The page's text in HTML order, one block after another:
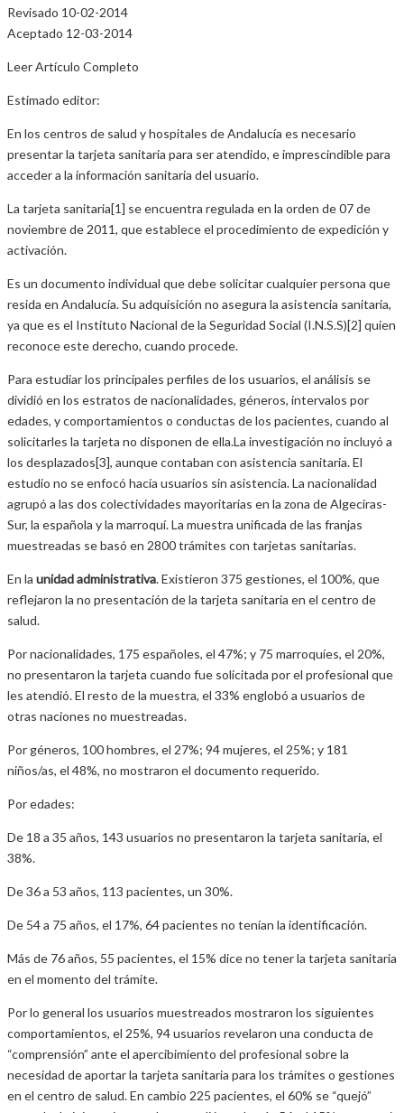
Revisado 10-02-2014
Aceptado 12-03-2014
Leer Artículo Completo
Estimado editor:
En los centros de salud y hospitales de Andalucía es necesario
presentar la tarjeta sanitaria para ser atendido, e imprescindible para
acceder a la información sanitaria del usuario.
La tarjeta sanitaria[1] se encuentra regulada en la orden de 07 de
noviembre de 2011, que establece el procedimiento de expedición y
activación.
Es un documento individual que debe solicitar cualquier persona que
resida en Andalucía. Su adquisición no asegura la asistencia sanitaria,
ya que es el Instituto Nacional de la Seguridad Social (I.N.S.S)[2] quien
reconoce este derecho, cuando procede.
Para estudiar los principales perfiles de los usuarios, el análisis se
dividió en los estratos de nacionalidades, géneros, intervalos por
edades, y comportamientos o conductas de los pacientes, cuando al
solicitarles la tarjeta no disponen de ella.La investigación no incluyó a
los desplazados[3], aunque contaban con asistencia sanitaria. El
estudio no se enfocó hacía usuarios sin asistencia. La nacionalidad
agrupó a las dos colectividades mayoritarias en la zona de Algeciras-
Sur, la española y la marroquí. La muestra unificada de las franjas
muestreadas se basó en 2800 trámites con tarjetas sanitarias.
En la unidad administrativa. Existieron 375 gestiones, el 100%, que
reflejaron la no presentación de la tarjeta sanitaria en el centro de
salud.
Por nacionalidades, 175 españoles, el 47%; y 75 marroquíes, el 20%,
no presentaron la tarjeta cuando fue solicitada por el profesional que
les atendió. El resto de la muestra, el 33% englobó a usuarios de
otras naciones no muestreadas.
Por géneros, 100 hombres, el 27%; 94 mujeres, el 25%; y 181
niños/as, el 48%, no mostraron el documento requerido.
Por edades:
De 18 a 35 años, 143 usuarios no presentaron la tarjeta sanitaria, el
38%.
De 36 a 53 años, 113 pacientes, un 30%.
De 54 a 75 años, el 17%, 64 pacientes no tenían la identificación.
Más de 76 años, 55 pacientes, el 15% dice no tener la tarjeta sanitaria
en el momento del trámite.
Por lo general los usuarios muestreados mostraron los siguientes
comportamientos, el 25%, 94 usuarios revelaron una conducta de
“comprensión” ante el apercibimiento del profesional sobre la
necesidad de aportar la tarjeta sanitaria para los trámites o gestiones
en el centro de salud. En cambio 225 pacientes, el 60% se “quejó”